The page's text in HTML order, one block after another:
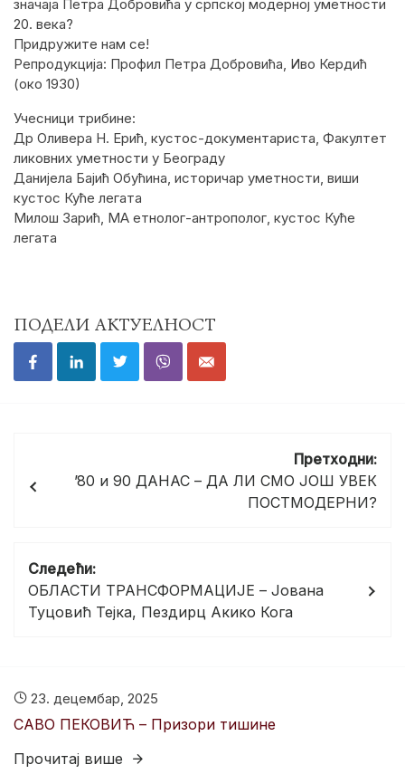
значаја Петра Добровића у српској модерној уметности
20. века?
Придружите нам се!
Репродукција: Профил Петра Добровића, Иво Кердић
(око 1930)
Учесници трибине:
Др Оливера Н. Ерић, кустос-документариста, Факултет
ликовних уметности у Београду
Данијела Бајић Обућина, историчар уметности, виши
кустос Куће легата
Милош Зарић, МА етнолог-антрополог, кустос Куће
легата
ПОДЕЛИ АКТУЕЛНОСТ
чланка
Претходни:
’80 и 90 ДАНАС – ДА ЛИ СМО ЈОШ УВЕК
ПОСТМОДЕРНИ?
Следећи:
ОБЛАСТИ ТРАНСФОРМАЦИЈЕ – Јована
Туцовић Тејка, Пездирц Акико Кога
23. децембар, 2025
САВО ПЕКОВИЋ – Призори тишине
Прочитај више